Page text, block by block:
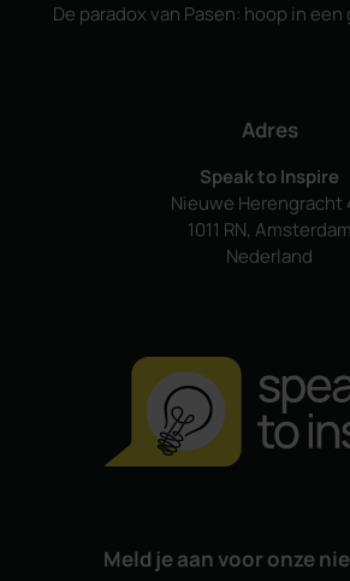
De paradox van Pasen: hoop in
Adres
Speak to Inspire
Nieuwe Herengracht
1011 RN, Amsterdam
Nederland
Meld je aan voor onze